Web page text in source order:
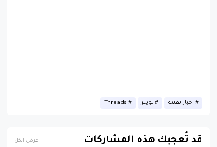
اخبار تقنية تويتر Threads
قد تُعجبك هذه المشاركات عرض الكل